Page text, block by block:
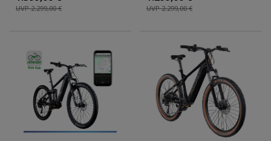
MTB, Ausführung:
Standard, Farbe: beige
UVP 2.299,00 €
Elektro Fahrräder
Scheibenbremsen
UVP 2.299,00 €